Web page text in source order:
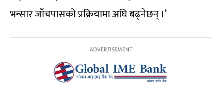
भन्सार जाँचपासको प्रक्रियामा अघि बढ्नेछन् ।’